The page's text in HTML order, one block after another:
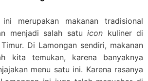
merupakan makanan tradisional
menjadi salah satu icon kuliner di
Di Lamongan sendiri, makanan
kita temukan, karena banyaknya
menu satu ini. Karena rasanya